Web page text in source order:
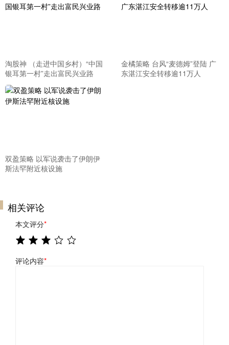
淘股神 （走进中国乡村）“中国
银耳第一村”走出富民兴业路
金橘策略 台风“麦德姆”登陆 广
东湛江安全转移逾11万人
双盈策略 以军说袭击了伊朗伊
斯法罕附近核设施
相关评论
本文评分*
评论内容*